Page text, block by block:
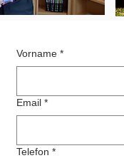
Vorname *
Email *
Telefon *